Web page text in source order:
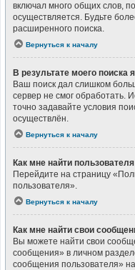
включал много общих слов,
осуществляется. Будьте
расширенного поиска.
Вернуться к началу
В результате моего поиска
Ваш поиск дал слишком
сервер не смог обработать.
точно задавайте условия
осуществлён.
Вернуться к началу
Как мне найти
Перейдите на страницу
пользователя».
Вернуться к началу
Как мне найти свои
Вы можете найти свои
сообщения» в личном
сообщения пользователя»